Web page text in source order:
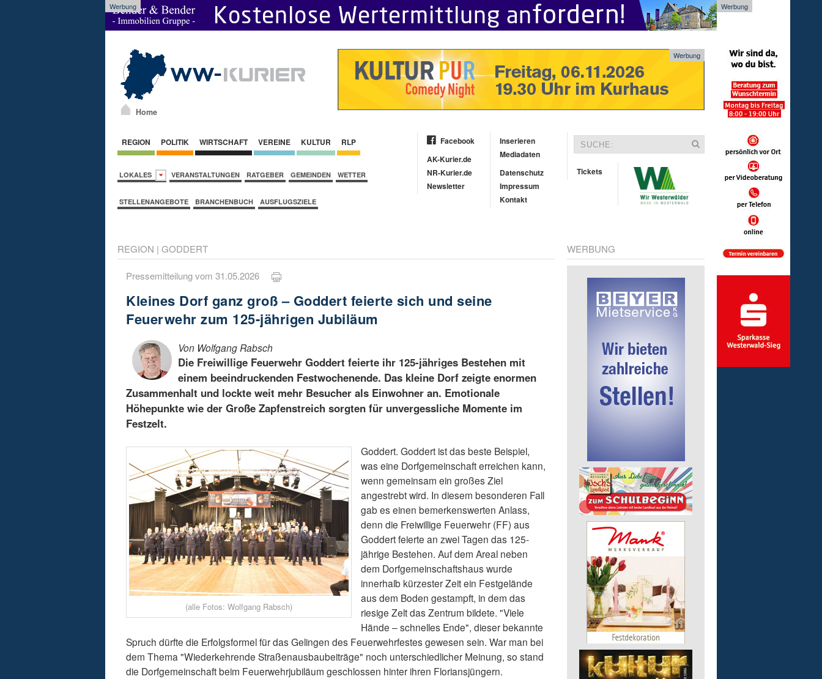
Werbung Werbung
Home
Werbung
REGION POLITIK WIRTSCHAFT VEREINE KULTUR RLP
LOKALES VERANSTALTUNGEN RATGEBER GEMEINDEN WETTER
STELLENANGEBOTE BRANCHENBUCH AUSFLUGSZIELE
Facebook
AK-Kurier.de
NR-Kurier.de
Newsletter
Inserieren
Mediadaten
Datenschutz
Impressum
Kontakt
Tickets
REGION | GODDERT
Pressemitteilung vom 31.05.2026
Kleines Dorf ganz groß – Goddert feierte sich und seine
Feuerwehr zum 125-jährigen Jubiläum
Von Wolfgang Rabsch
Die Freiwillige Feuerwehr Goddert feierte ihr 125-jähriges Bestehen mit
einem beeindruckenden Festwochenende. Das kleine Dorf zeigte enormen
Zusammenhalt und lockte weit mehr Besucher als Einwohner an. Emotionale
Höhepunkte wie der Große Zapfenstreich sorgten für unvergessliche Momente im
Festzelt.
(alle Fotos: Wolfgang Rabsch)
Goddert. Goddert ist das beste Beispiel,
was eine Dorfgemeinschaft erreichen kann,
wenn gemeinsam ein großes Ziel
angestrebt wird. In diesem besonderen Fall
gab es einen bemerkenswerten Anlass,
denn die Freiwillige Feuerwehr (FF) aus
Goddert feierte an zwei Tagen das 125-
jährige Bestehen. Auf dem Areal neben
dem Dorfgemeinschaftshaus wurde
innerhalb kürzester Zeit ein Festgelände
aus dem Boden gestampft, in dem das
riesige Zelt das Zentrum bildete. "Viele
Hände – schnelles Ende", dieser bekannte
Spruch dürfte die Erfolgsformel für das Gelingen des Feuerwehrfestes gewesen sein. War man bei
dem Thema "Wiederkehrende Straßenausbaubeiträge" noch unterschiedlicher Meinung, so stand
die Dorfgemeinschaft beim Feuerwehrjubiläum geschlossen hinter ihren Floriansjüngern.
WERBUNG